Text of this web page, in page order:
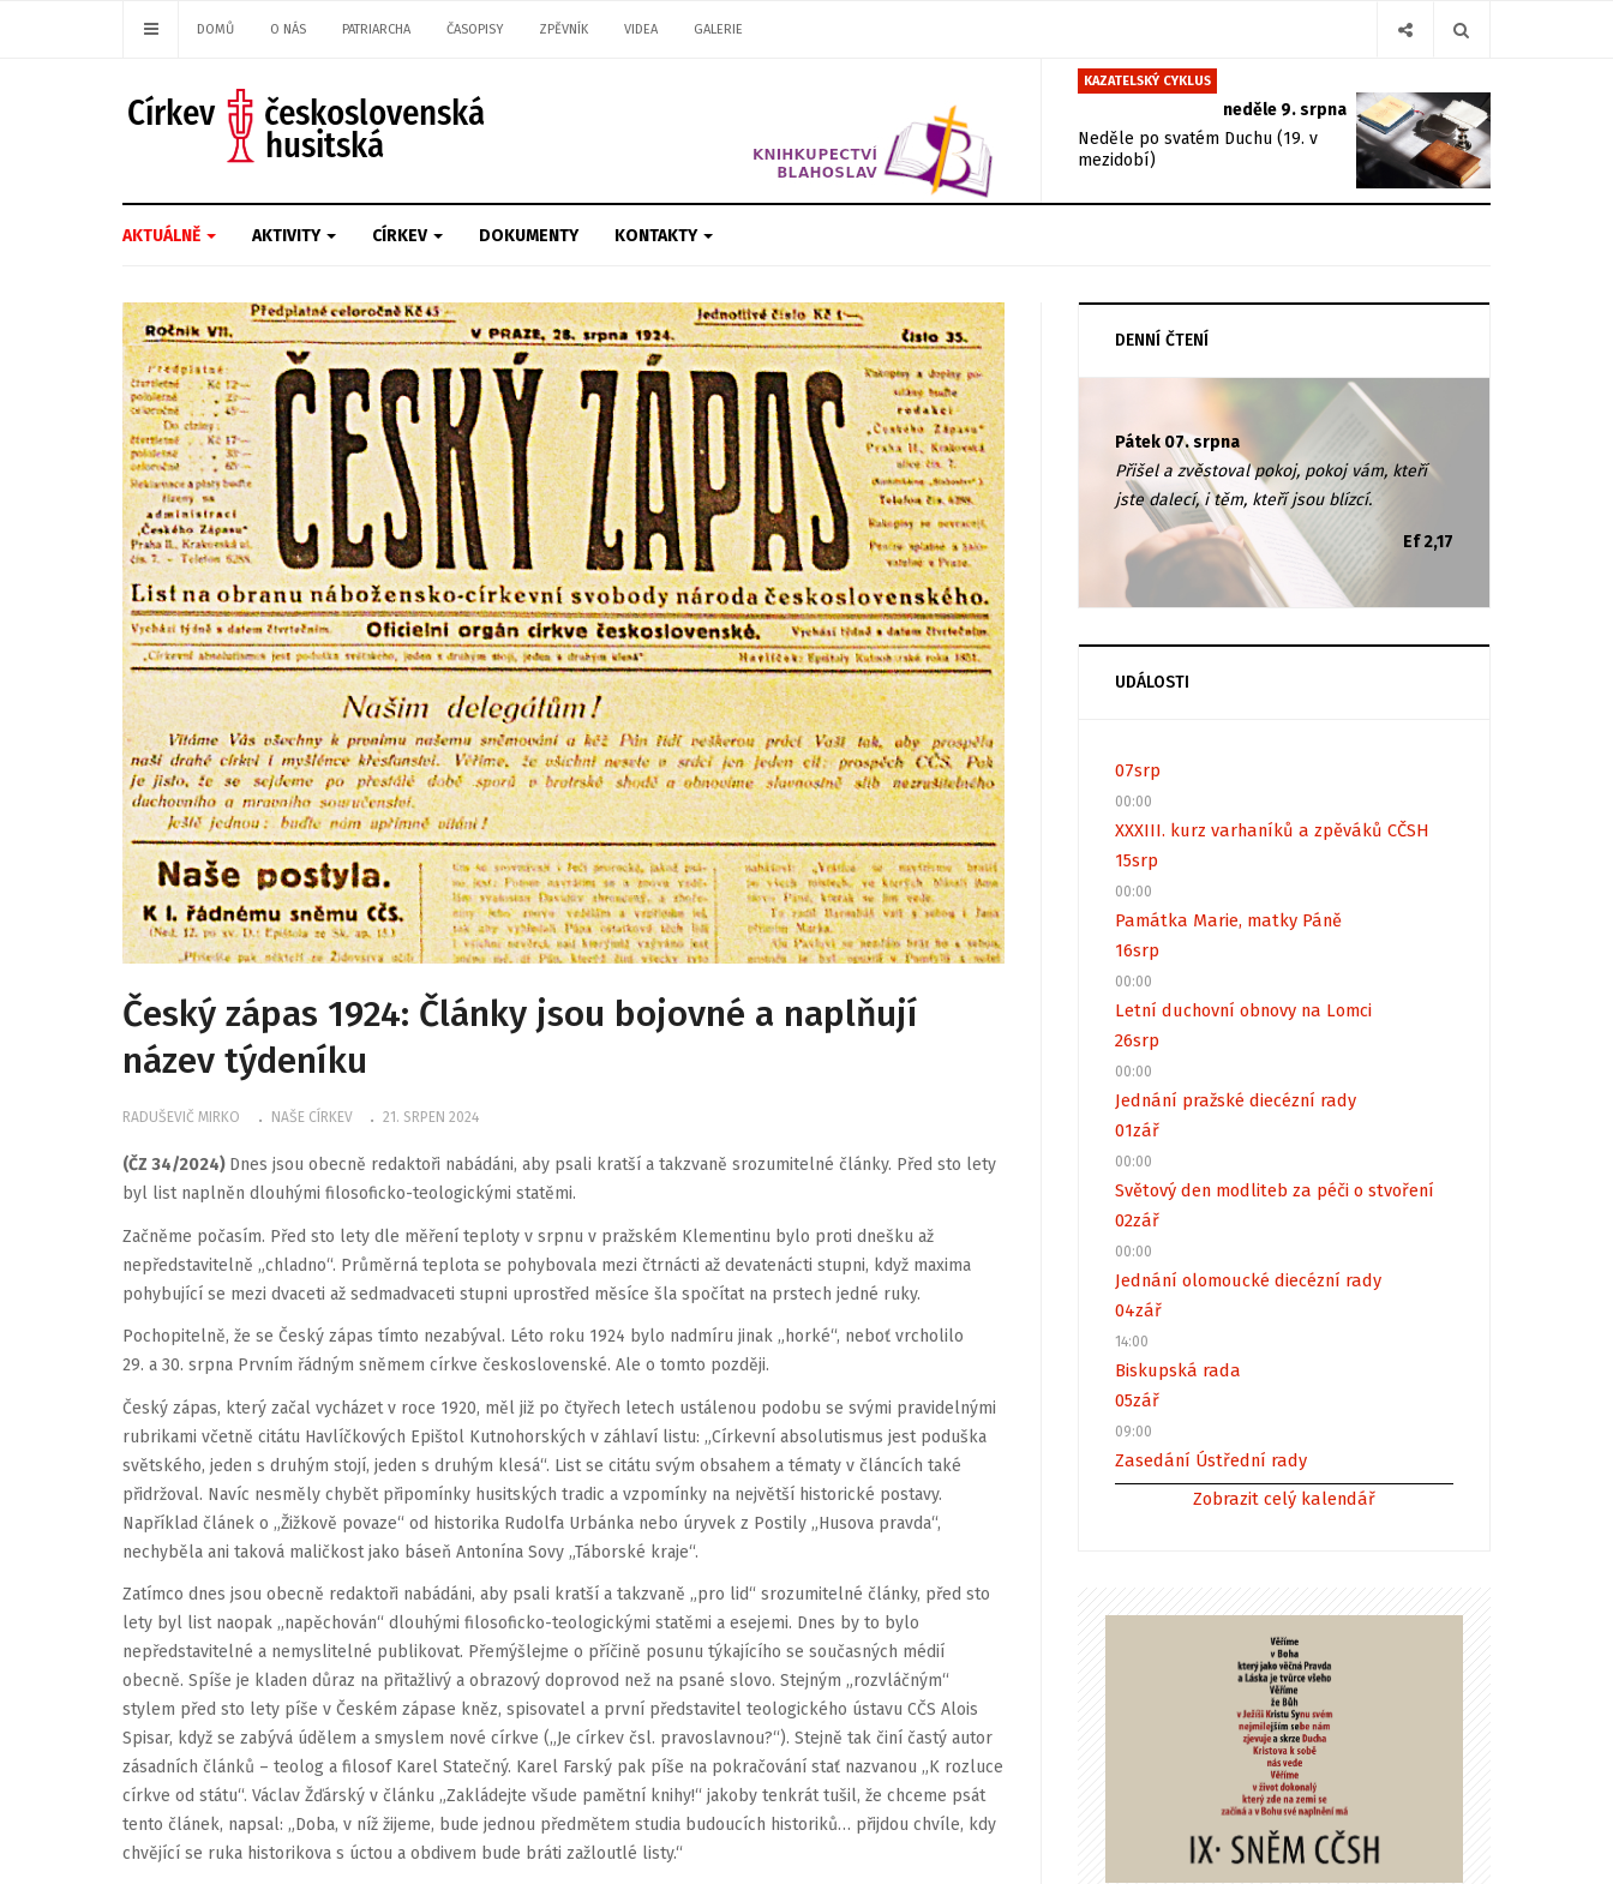
DOMŮ O NÁS PATRIARCHA ČASOPISY ZPĚVNÍK VIDEA GALERIE
KAZATELSKÝ CYKLUS
neděle 9. srpna
Neděle po svatém Duchu (19. v
mezidobí)
AKTUÁLNĚ AKTIVITY CÍRKEV DOKUMENTY KONTAKTY
Český zápas 1924: Články jsou bojovné a naplňují
název týdeníku
RADUŠEVIČ MIRKO NAŠE CÍRKEV 21. SRPEN 2024
(ČZ 34/2024) Dnes jsou obecně redaktoři nabádáni, aby psali kratší a takzvaně srozumitelné články. Před sto lety
byl list naplněn dlouhými filosoficko-teologickými statěmi.
Začněme počasím. Před sto lety dle měření teploty v srpnu v pražském Klementinu bylo proti dnešku až
nepředstavitelně „chladno“. Průměrná teplota se pohybovala mezi čtrnácti až devatenácti stupni, když maxima
pohybující se mezi dvaceti až sedmadvaceti stupni uprostřed měsíce šla spočítat na prstech jedné ruky.
Pochopitelně, že se Český zápas tímto nezabýval. Léto roku 1924 bylo nadmíru jinak „horké“, neboť vrcholilo
29. a 30. srpna Prvním řádným sněmem církve československé. Ale o tomto později.
Český zápas, který začal vycházet v roce 1920, měl již po čtyřech letech ustálenou podobu se svými pravidelnými
rubrikami včetně citátu Havlíčkových Epištol Kutnohorských v záhlaví listu: „Církevní absolutismus jest poduška
světského, jeden s druhým stojí, jeden s druhým klesá“. List se citátu svým obsahem a tématy v článcích také
přidržoval. Navíc nesměly chybět připomínky husitských tradic a vzpomínky na největší historické postavy.
Například článek o „Žižkově povaze“ od historika Rudolfa Urbánka nebo úryvek z Postily „Husova pravda“,
nechyběla ani taková maličkost jako báseň Antonína Sovy „Táborské kraje“.
Zatímco dnes jsou obecně redaktoři nabádáni, aby psali kratší a takzvaně „pro lid“ srozumitelné články, před sto
lety byl list naopak „napěchován“ dlouhými filosoficko-teologickými statěmi a esejemi. Dnes by to bylo
nepředstavitelné a nemyslitelné publikovat. Přemýšlejme o příčině posunu týkajícího se současných médií
obecně. Spíše je kladen důraz na přitažlivý a obrazový doprovod než na psané slovo. Stejným „rozvláčným“
stylem před sto lety píše v Českém zápase kněz, spisovatel a první představitel teologického ústavu CČS Alois
Spisar, když se zabývá údělem a smyslem nové církve („Je církev čsl. pravoslavnou?“). Stejně tak činí častý autor
zásadních článků – teolog a filosof Karel Statečný. Karel Farský pak píše na pokračování stať nazvanou „K rozluce
církve od státu“. Václav Žďárský v článku „Zakládejte všude pamětní knihy!“ jakoby tenkrát tušil, že chceme psát
tento článek, napsal: „Doba, v níž žijeme, bude jednou předmětem studia budoucích historiků… přijdou chvíle, kdy
chvějící se ruka historikova s úctou a obdivem bude bráti zažloutlé listy.“
DENNÍ ČTENÍ
Pátek 07. srpna
Přišel a zvěstoval pokoj, pokoj vám, kteří
jste dalecí, i těm, kteří jsou blízcí.
Ef 2,17
UDÁLOSTI
07srp
00:00
XXXIII. kurz varhaníků a zpěváků CČSH
15srp
00:00
Památka Marie, matky Páně
16srp
00:00
Letní duchovní obnovy na Lomci
26srp
00:00
Jednání pražské diecézní rady
01zář
00:00
Světový den modliteb za péči o stvoření
02zář
00:00
Jednání olomoucké diecézní rady
04zář
14:00
Biskupská rada
05zář
09:00
Zasedání Ústřední rady
Zobrazit celý kalendář